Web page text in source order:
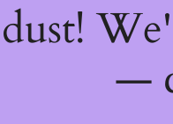
—